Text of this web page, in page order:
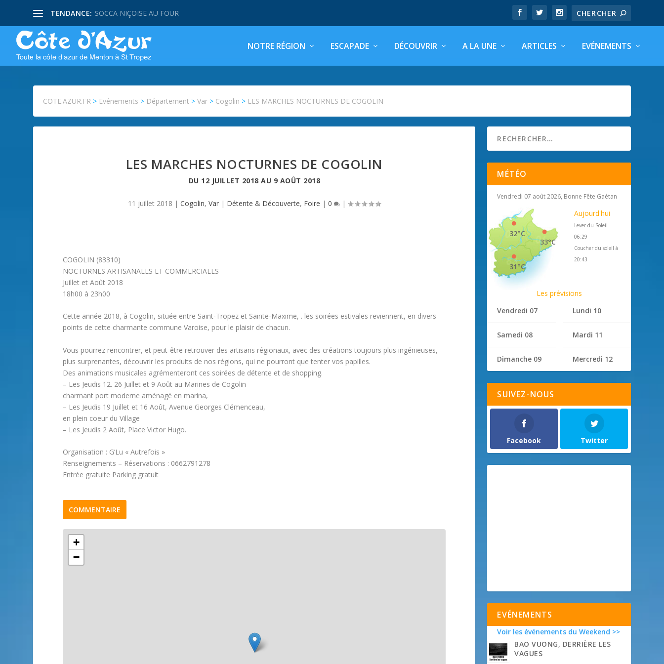
TENDANCE: SOCCA NIÇOISE AU FOUR
NOTRE RÉGION ESCAPADE DÉCOUVRIR A LA UNE ARTICLES EVÉNEMENTS
COTE.AZUR.FR > Evénements > Département >Var > Cogolin > LES MARCHES NOCTURNES DE COGOLIN
LES MARCHES NOCTURNES DE COGOLIN
DU 12 JUILLET 2018 AU 9 AOÛT 2018
11 juillet 2018 |Cogolin,Var | Détente & Découverte, Foire |0 |
COGOLIN (83310)
NOCTURNES ARTISANALES ET COMMERCIALES
Juillet et Août 2018
18h00 à 23h00
Cette année 2018, à Cogolin, située entre Saint-Tropez et Sainte-Maxime, . les soirées estivales reviennent, en divers
points de cette charmante commune Varoise, pour le plaisir de chacun.
Vous pourrez rencontrer, et peut-être retrouver des artisans régionaux, avec des créations toujours plus ingénieuses,
plus surprenantes, découvrir les produits de nos régions, qui ne pourront que tenter vos papilles.
Des animations musicales agrémenteront ces soirées de détente et de shopping.
– Les Jeudis 12. 26 Juillet et 9 Août au Marines de Cogolin
charmant port moderne aménagé en marina,
– Les Jeudis 19 Juillet et 16 Août, Avenue Georges Clémenceau,
en plein coeur du Village
– Les Jeudis 2 Août, Place Victor Hugo.
Organisation : G’Lu « Autrefois »
Renseignements – Réservations : 0662791278
Entrée gratuite Parking gratuit
COMMENTAIRE
+
−
MÉTÉO
Vendredi 07 août 2026, Bonne Fête Gaétan
33°C
32°C
31°C
Aujourd'hui
Lever du Soleil
06:29
Coucher du soleil à
20:43
Les prévisions
Vendredi 07
Samedi 08
Dimanche 09
Lundi 10
Mardi 11
Mercredi 12
SUIVEZ-NOUS
Facebook Twitter
EVÉNEMENTS
Voir les événements du Weekend >>
BAO VUONG, DERRIÈRE LES
VAGUES